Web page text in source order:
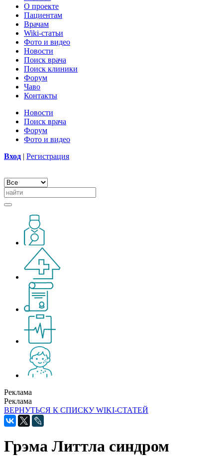
О проекте
Пациентам
Врачам
Wiki-статьи
Фото и видео
Новости
Поиск врача
Поиск клиники
Форум
Чаво
Контакты
Новости
Поиск врача
Форум
Фото и видео
Вход | Регистрация
Реклама
Реклама
ВЕРНУТЬСЯ К СПИСКУ WIKI-СТАТЕЙ
Грэма Литтла синдром